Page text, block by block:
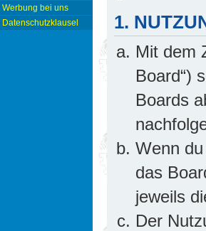
Werbung bei uns
Datenschutzklausel
1.
Mit dem
Board“)
Boards
Wenn
das
jeweils
Der